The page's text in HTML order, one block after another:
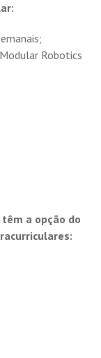
Robotics
a opção do